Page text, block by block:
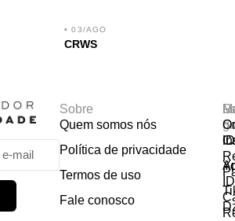
• 03/AGO
CRWS
Sobre
Quem somos nós
Política de privacidade
Termos de uso
Fale conosco